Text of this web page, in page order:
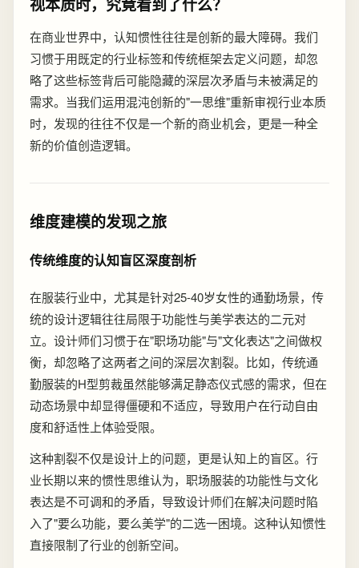
在商业世界中，认知惯性往往是创新的最大障碍。我们
习惯于用既定的行业标签和传统框架去定义问题，却忽
略了这些标签背后可能隐藏的深层次矛盾与未被满足的
需求。当我们运用混沌创新的"一思维"重新审视行业本质
时，发现的往往不仅是一个新的商业机会，更是一种全
新的价值创造逻辑。
维度建模的发现之旅
传统维度的认知盲区深度剖析
在服装行业中，尤其是针对25-40岁女性的通勤场景，传
统的设计逻辑往往局限于功能性与美学表达的二元对
立。设计师们习惯于在"职场功能"与"文化表达"之间做权
衡，却忽略了这两者之间的深层次割裂。比如，传统通
勤服装的H型剪裁虽然能够满足静态仪式感的需求，但在
动态场景中却显得僵硬和不适应，导致用户在行动自由
度和舒适性上体验受限。
这种割裂不仅是设计上的问题，更是认知上的盲区。行
业长期以来的惯性思维认为，职场服装的功能性与文化
表达是不可调和的矛盾，导致设计师们在解决问题时陷
入了"要么功能，要么美学"的二选一困境。这种认知惯性
直接限制了行业的创新空间。